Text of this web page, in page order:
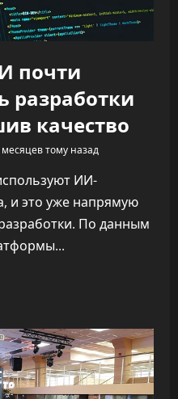
почти
разработки
качество
тому назад
ИИ-
и это уже напрямую
По данным